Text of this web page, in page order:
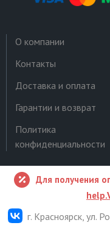
О компании
Контакты
Доставка и оплата
Гарантии и возврат
Политика
конфиденциальности
Для получения
г. Красноярск, ул.